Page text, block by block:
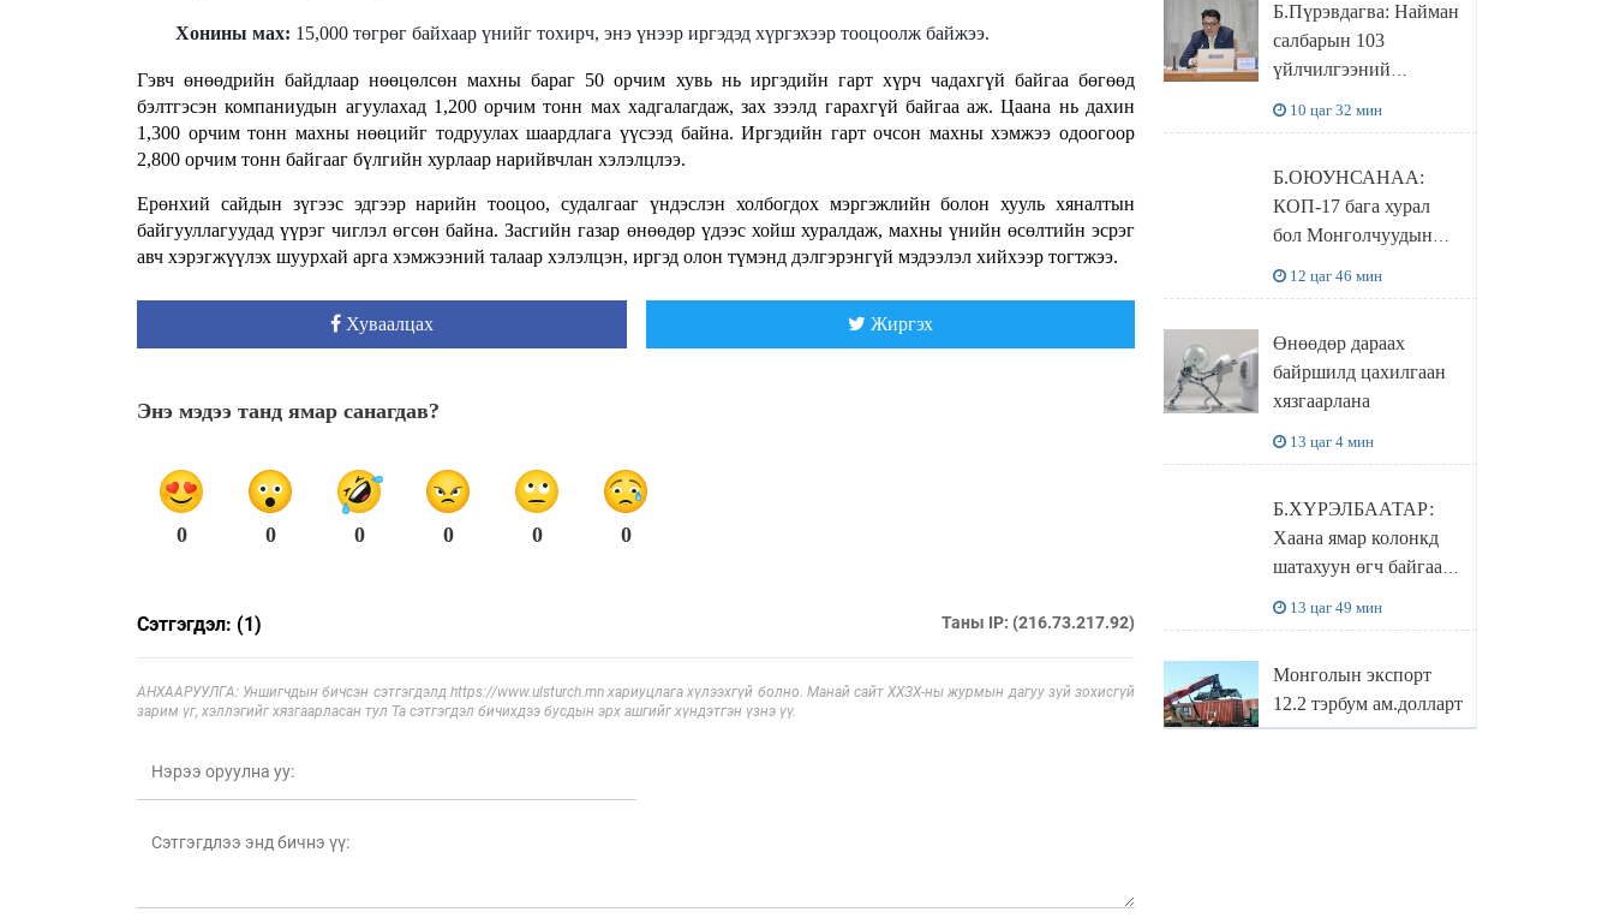
Хонины мах: 15,000 төгрөг байхаар үнийг тохирч, энэ үнээр иргэдэд хүргэхээр тооцоолж байжээ.
Гэвч өнөөдрийн байдлаар нөөцөлсөн махны бараг 50 орчим хувь нь иргэдийн гарт хүрч чадахгүй байгаа бөгөөд
бэлтгэсэн компаниудын агуулахад 1,200 орчим тонн мах хадгалагдаж, зах зээлд гарахгүй байгаа аж. Цаана нь дахин
1,300 орчим тонн махны нөөцийг тодруулах шаардлага үүсээд байна. Иргэдийн гарт очсон махны хэмжээ одоогоор
2,800 орчим тонн байгааг бүлгийн хурлаар нарийвчлан хэлэлцлээ.
Ерөнхий сайдын зүгээс эдгээр нарийн тооцоо, судалгааг үндэслэн холбогдох мэргэжлийн болон хууль хяналтын
байгууллагуудад үүрэг чиглэл өгсөн байна. Засгийн газар өнөөдөр үдээс хойш хуралдаж, махны үнийн өсөлтийн эсрэг
авч хэрэгжүүлэх шуурхай арга хэмжээний талаар хэлэлцэн, иргэд олон түмэнд дэлгэрэнгүй мэдээлэл хийхээр тогтжээ.
Хуваалцах Жиргэх
Энэ мэдээ танд ямар санагдав?
0 0 0 0 0 0
Сэтгэгдэл: (1) Таны IP: (216.73.217.92)
АНХААРУУЛГА: Уншигчдын бичсэн сэтгэгдэлд https://www.ulsturch.mn хариуцлага хүлээхгүй болно. Манай сайт ХХЗХ-ны журмын дагуу зүй зохисгүй
зарим үг, хэллэгийг хязгаарласан тул Та сэтгэгдэл бичихдээ бусдын эрх ашгийг хүндэтгэн үзнэ үү.
Б.Пүрэвдагва: Найман
салбарын 103
үйлчилгээний
нөхцөл бүрдэнэ
10 цаг 32 мин
Б.ОЮУНСАНАА:
КОП-17 бага хурал
бол Монголчуудын
ДЭЛХИЙД
СУРТАЛЧИЛАХ гол
бодлого
12 цаг 46 мин
Өнөөдөр дараах
байршилд цахилгаан
хязгаарлана
13 цаг 4 мин
Б.ХҮРЭЛБААТАР:
Хаана ямар колонкд
шатахуун өгч байгаа,
боломжтой
13 цаг 49 мин
Монголын экспорт
12.2 тэрбум ам.долларт
хүрэв